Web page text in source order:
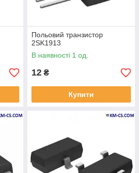
Польовий транзистор
2SK1913
В наявності 1 од.
12 ₴
Купити